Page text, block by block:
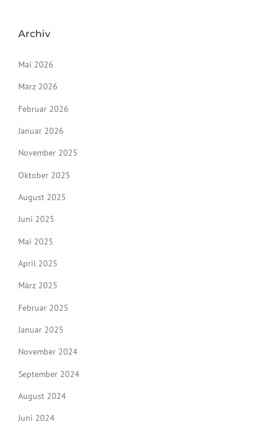
Archiv
Mai 2026
März 2026
Februar 2026
Januar 2026
November 2025
Oktober 2025
August 2025
Juni 2025
Mai 2025
April 2025
März 2025
Februar 2025
Januar 2025
November 2024
September 2024
August 2024
Juni 2024